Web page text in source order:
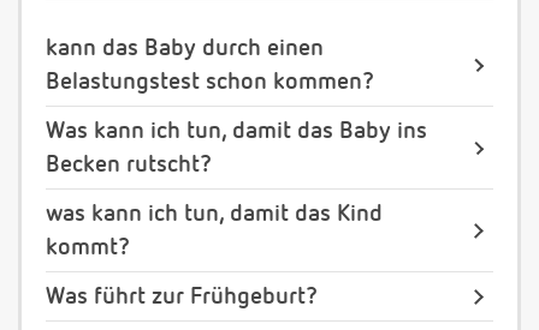
kann das Baby durch einen
Belastungstest schon kommen?
Was kann ich tun, damit das Baby ins
Becken rutscht?
was kann ich tun, damit das Kind
kommt?
Was führt zur Frühgeburt?